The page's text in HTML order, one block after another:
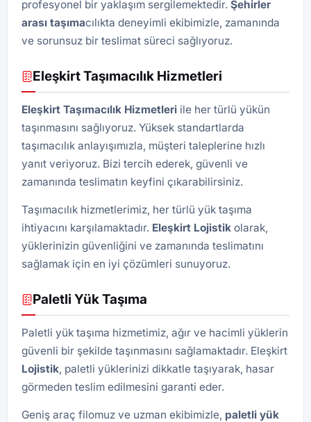
profesyonel bir yaklaşım sergilemektedir. Şehirler
arası taşımacılıkta deneyimli ekibimizle, zamanında
ve sorunsuz bir teslimat süreci sağlıyoruz.
Eleşkirt Taşımacılık Hizmetleri
Eleşkirt Taşımacılık Hizmetleri ile her türlü yükün
taşınmasını sağlıyoruz. Yüksek standartlarda
taşımacılık anlayışımızla, müşteri taleplerine hızlı
yanıt veriyoruz. Bizi tercih ederek, güvenli ve
zamanında teslimatın keyfini çıkarabilirsiniz.
Taşımacılık hizmetlerimiz, her türlü yük taşıma
ihtiyacını karşılamaktadır. Eleşkirt Lojistik olarak,
yüklerinizin güvenliğini ve zamanında teslimatını
sağlamak için en iyi çözümleri sunuyoruz.
Paletli Yük Taşıma
Paletli yük taşıma hizmetimiz, ağır ve hacimli yüklerin
güvenli bir şekilde taşınmasını sağlamaktadır. Eleşkirt
Lojistik, paletli yüklerinizi dikkatle taşıyarak, hasar
görmeden teslim edilmesini garanti eder.
Geniş araç filomuz ve uzman ekibimizle, paletli yük